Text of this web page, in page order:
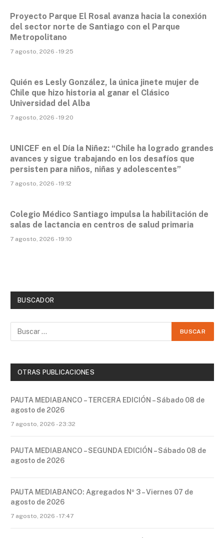
Proyecto Parque El Rosal avanza hacia la conexión
del sector norte de Santiago con el Parque
Metropolitano
7 agosto, 2026 - 19:25
Quién es Lesly González, la única jinete mujer de
Chile que hizo historia al ganar el Clásico
Universidad del Alba
7 agosto, 2026 - 19:20
UNICEF en el Día la Niñez: “Chile ha logrado grandes
avances y sigue trabajando en los desafíos que
persisten para niños, niñas y adolescentes”
7 agosto, 2026 - 19:12
Colegio Médico Santiago impulsa la habilitación de
salas de lactancia en centros de salud primaria
7 agosto, 2026 - 19:10
BUSCADOR
OTRAS PUBLICACIONES
PAUTA MEDIABANCO – TERCERA EDICIÓN – Sábado 08 de
agosto de 2026
7 agosto, 2026 - 23:32
PAUTA MEDIABANCO – SEGUNDA EDICIÓN – Sábado 08 de
agosto de 2026
PAUTA MEDIABANCO: Agregados Nº 3 – Viernes 07 de
agosto de 2026
7 agosto, 2026 - 17:47